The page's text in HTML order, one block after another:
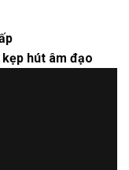
hút âm đạo